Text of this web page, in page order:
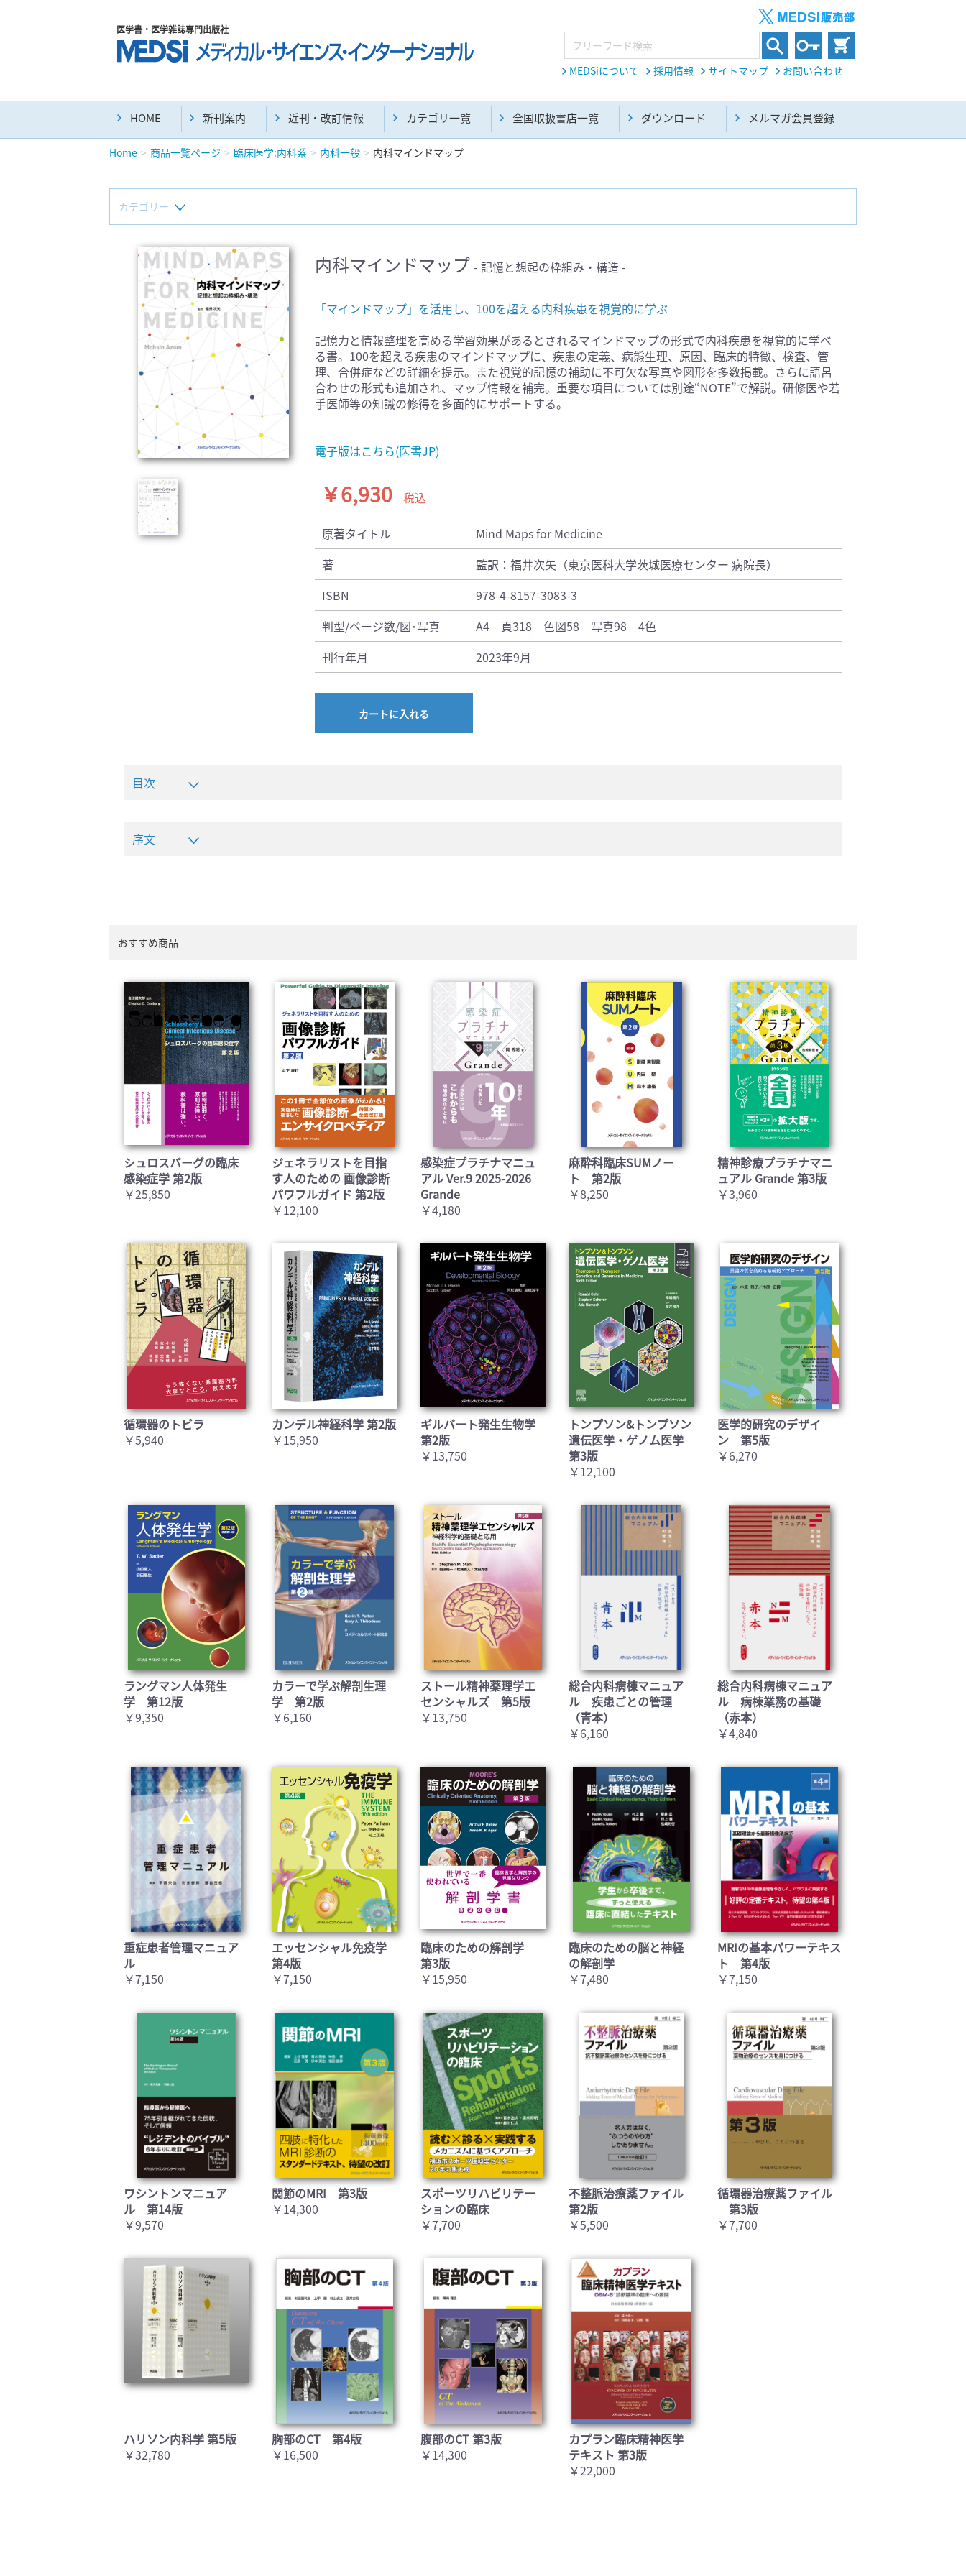
医学書・医学雑誌専門出版社
MEDSiについて 採用情報 サイトマップ お問い合わせ
HOME 新刊案内 近刊・改訂情報 カテゴリ一覧 全国取扱書店一覧 ダウンロード メルマガ会員登録
Home 商品一覧ページ 臨床医学:内科系 内科一般 内科マインドマップ
カテゴリー
新刊(直近6ヶ月)(23)
マニュアル(39)
臨床医学:一般(359) 臨床医学:内科系(407) 臨床医学:外科系(249)
基礎医学(93)
基礎医学関連科学(80)
自然科学(25) 看護学(21)
医療技術(16)
歯科学(3)
栄養学(0) 薬学(7)
保健・体育(1)
衛生・公衆衛生学(14)
医学一般(91) マルチメディア(0)
内科マインドマップ - 記憶と想起の枠組み・構造 -
「マインドマップ」を活用し、100を超える内科疾患を視覚的に学ぶ
記憶力と情報整理を高める学習効果があるとされるマインドマップの形式で内科疾患を視覚的に学べ
る書。100を超える疾患のマインドマップに、疾患の定義、病態生理、原因、臨床的特徴、検査、管
理、合併症などの詳細を提示。また視覚的記憶の補助に不可欠な写真や図形を多数掲載。さらに語呂
合わせの形式も追加され、マップ情報を補完。重要な項目については別途“NOTE”で解説。研修医や若
手医師等の知識の修得を多面的にサポートする。
電子版はこちら(医書JP)
￥6,930 税込
原著タイトル
Mind Maps for Medicine
著
監訳：福井次矢（東京医科大学茨城医療センター 病院長）
ISBN
978-4-8157-3083-3
判型/ページ数/図･写真
A4 頁318 色図58 写真98 4色
刊行年月
2023年9月
カートに入れる
お買い物を続ける カートへ進む
目次
序文
おすすめ商品
シュロスバーグの臨床
感染症学 第2版
￥25,850
ジェネラリストを目指
す人のための 画像診断
パワフルガイド 第2版
￥12,100
感染症プラチナマニュ
アル Ver.9 2025-2026
Grande
￥4,180
麻酔科臨床SUMノー
ト 第2版
￥8,250
精神診療プラチナマニ
ュアル Grande 第3版
￥3,960
循環器のトビラ
￥5,940
カンデル神経科学 第2版
￥15,950
ギルバート発生生物学
第2版
￥13,750
トンプソン&トンプソン
遺伝医学・ゲノム医学
第3版
￥12,100
医学的研究のデザイ
ン 第5版
￥6,270
ラングマン人体発生
学 第12版
￥9,350
カラーで学ぶ解剖生理
学 第2版
￥6,160
ストール精神薬理学エ
センシャルズ 第5版
￥13,750
総合内科病棟マニュア
ル 疾患ごとの管理
（青本）
￥6,160
総合内科病棟マニュア
ル 病棟業務の基礎
（赤本）
￥4,840
重症患者管理マニュア
ル
￥7,150
エッセンシャル免疫学
第4版
￥7,150
臨床のための解剖学
第3版
￥15,950
臨床のための脳と神経
の解剖学
￥7,480
MRIの基本パワーテキス
ト 第4版
￥7,150
ワシントンマニュア
ル 第14版
￥9,570
関節のMRI 第3版
￥14,300
スポーツリハビリテー
ションの臨床
￥7,700
不整脈治療薬ファイル
第2版
￥5,500
循環器治療薬ファイル
第3版
￥7,700
ハリソン内科学 第5版
￥32,780
胸部のCT 第4版
￥16,500
腹部のCT 第3版
￥14,300
カプラン臨床精神医学
テキスト 第3版
￥22,000